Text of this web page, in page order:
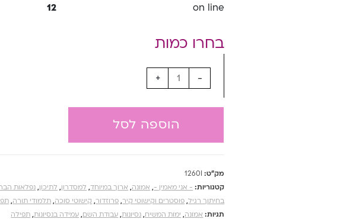
on line
12
-
+
הוספה לסל
מק"ט: 1260I
קטגוריות: - אני מאמין -, אמונה, ארוך במיוחד, למסדרון, לתיכון,נפלאות
בחיתוך רגיל, פוסטרים וקישוטי קיר, פרוזדור, קישוטי סוכה, תלמודי תורה,
תגיות: אמונה, ימות המשיח, נסיונות, עבודת השם, עמידה בנסיונות, תפילה